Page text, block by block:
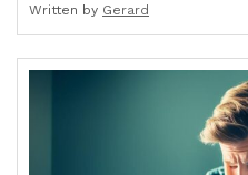
Written by Gerard